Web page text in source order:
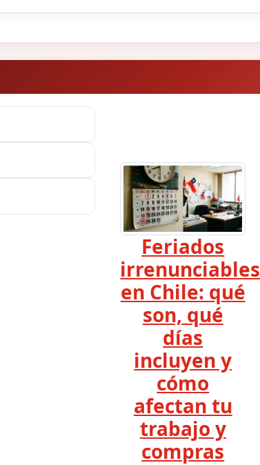
Feriados
irrenunciables
en Chile: qué
son, qué
días
incluyen y
cómo
afectan tu
trabajo y
compras